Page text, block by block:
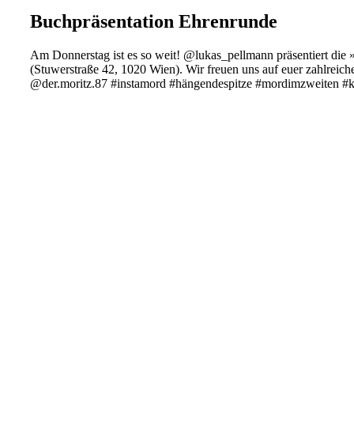
Buchpräsentation Ehrenrunde
Am Donnerstag ist es so weit! @lukas_pellmann präsentiert
(Stuwerstraße 42, 1020 Wien). Wir freuen uns auf euer
@der.moritz.87 #instamord #hängendespitze #mordimzweiten